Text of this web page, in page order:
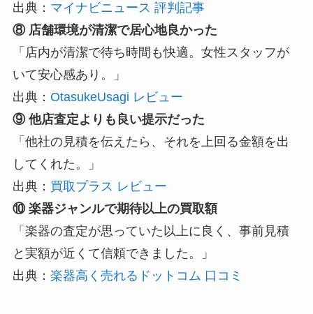
出典： マイナビニュース 評判記事
⑧ 店舗環境が清潔で居心地良かった
「店内が清潔で待ち時間も快適。女性スタッフが
いて安心感あり。」
出典： OtasukeUsagi レビュー
⑨ 他店査定よりも良い提示だった
「他社の見積を伝えたら、それを上回る金額を出
してくれた。」
出典： 買取プラス レビュー
⑩ 楽器ジャンルで期待以上の買取額
「楽器の査定が思っていた以上に良く、事前見積
と実額が近くて信頼できました。」
出典： 楽器高く売れるドットコム 口コミ